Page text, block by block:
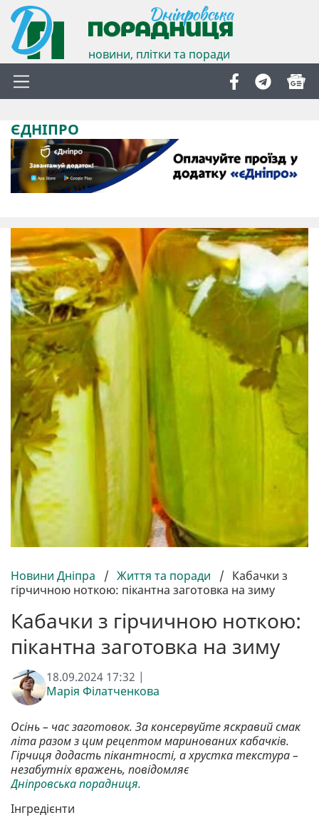
новини, плітки та поради
ЄДНІПРО
Новини Дніпра / Життя та поради / Кабачки з
гірчичною ноткою: пікантна заготовка на зиму
Кабачки з гірчичною ноткою:
пікантна заготовка на зиму
18.09.2024 17:32 |
Марія Філатченкова
Осінь – час заготовок. За консервуйте яскравий смак
літа разом з цим рецептом маринованих кабачків.
Гірчиця додасть пікантності, а хрустка текстура –
незабутніх вражень, повідомляє
Дніпровська порадниця.
Інгредієнти